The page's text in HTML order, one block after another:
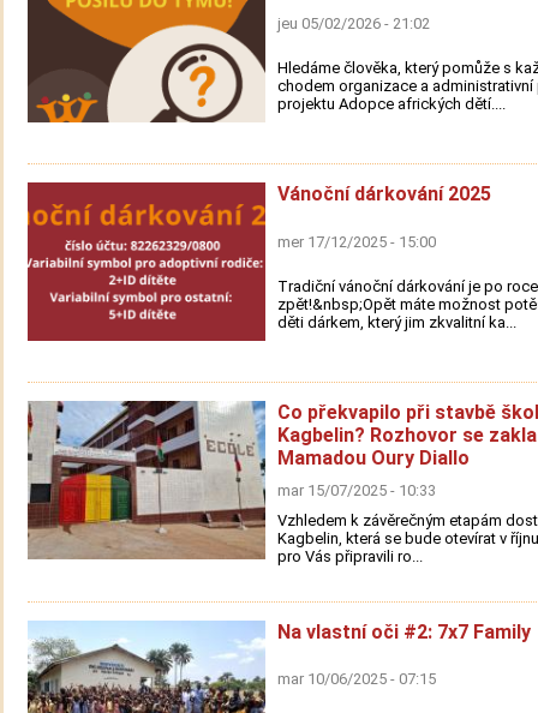
jeu 05/02/2026 - 21:02
Hledáme člověka, který pomůže s
chodem organizace a
projektu Adopce afrických dětí....
Vánoční dárkování 2025
mer 17/12/2025 - 15:00
Tradiční vánoční dárkování je po roce
zpět!&nbsp;Opět máte možnost
děti dárkem, který jim zkvalitní ka...
Co překvapilo při stavbě
Kagbelin? Rozhovor se
Mamadou Oury Diallo
mar 15/07/2025 - 10:33
Vzhledem k závěrečným etapám
Kagbelin, která se bude otevírat v
pro Vás připravili ro...
Na vlastní oči #2: 7x7 Family
mar 10/06/2025 - 07:15